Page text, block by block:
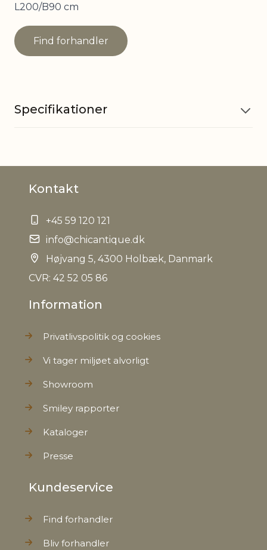
L200/B90 cm
Find forhandler
Specifikationer
EAN
Tariffnumber
Nettovægt 0.800000
Kontakt
+45 59 120 121
info@chicantique.dk
Højvang 5, 4300 Holbæk, Danmark
CVR: 42 52 05 86
Information
Privatlivspolitik og cookies
Vi tager miljøet alvorligt
Showroom
Smiley rapporter
Kataloger
Presse
Kundeservice
Find forhandler
Bliv forhandler